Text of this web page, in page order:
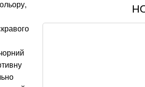
Після нічної
В МЗС заявили,